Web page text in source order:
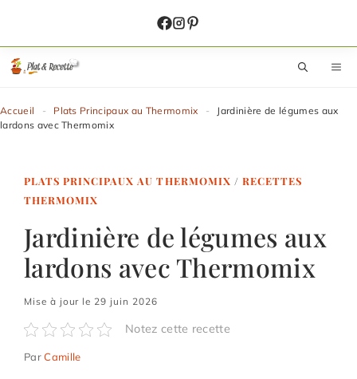
contenu
Accueil - Plats Principaux au Thermomix -
Jardinière de légumes aux
lardons avec Thermomix
PLATS PRINCIPAUX AU THERMOMIX / RECETTES
THERMOMIX
Jardinière de légumes aux
lardons avec Thermomix
Mise à jour le 29 juin 2026
Notez cette recette
ParCamille